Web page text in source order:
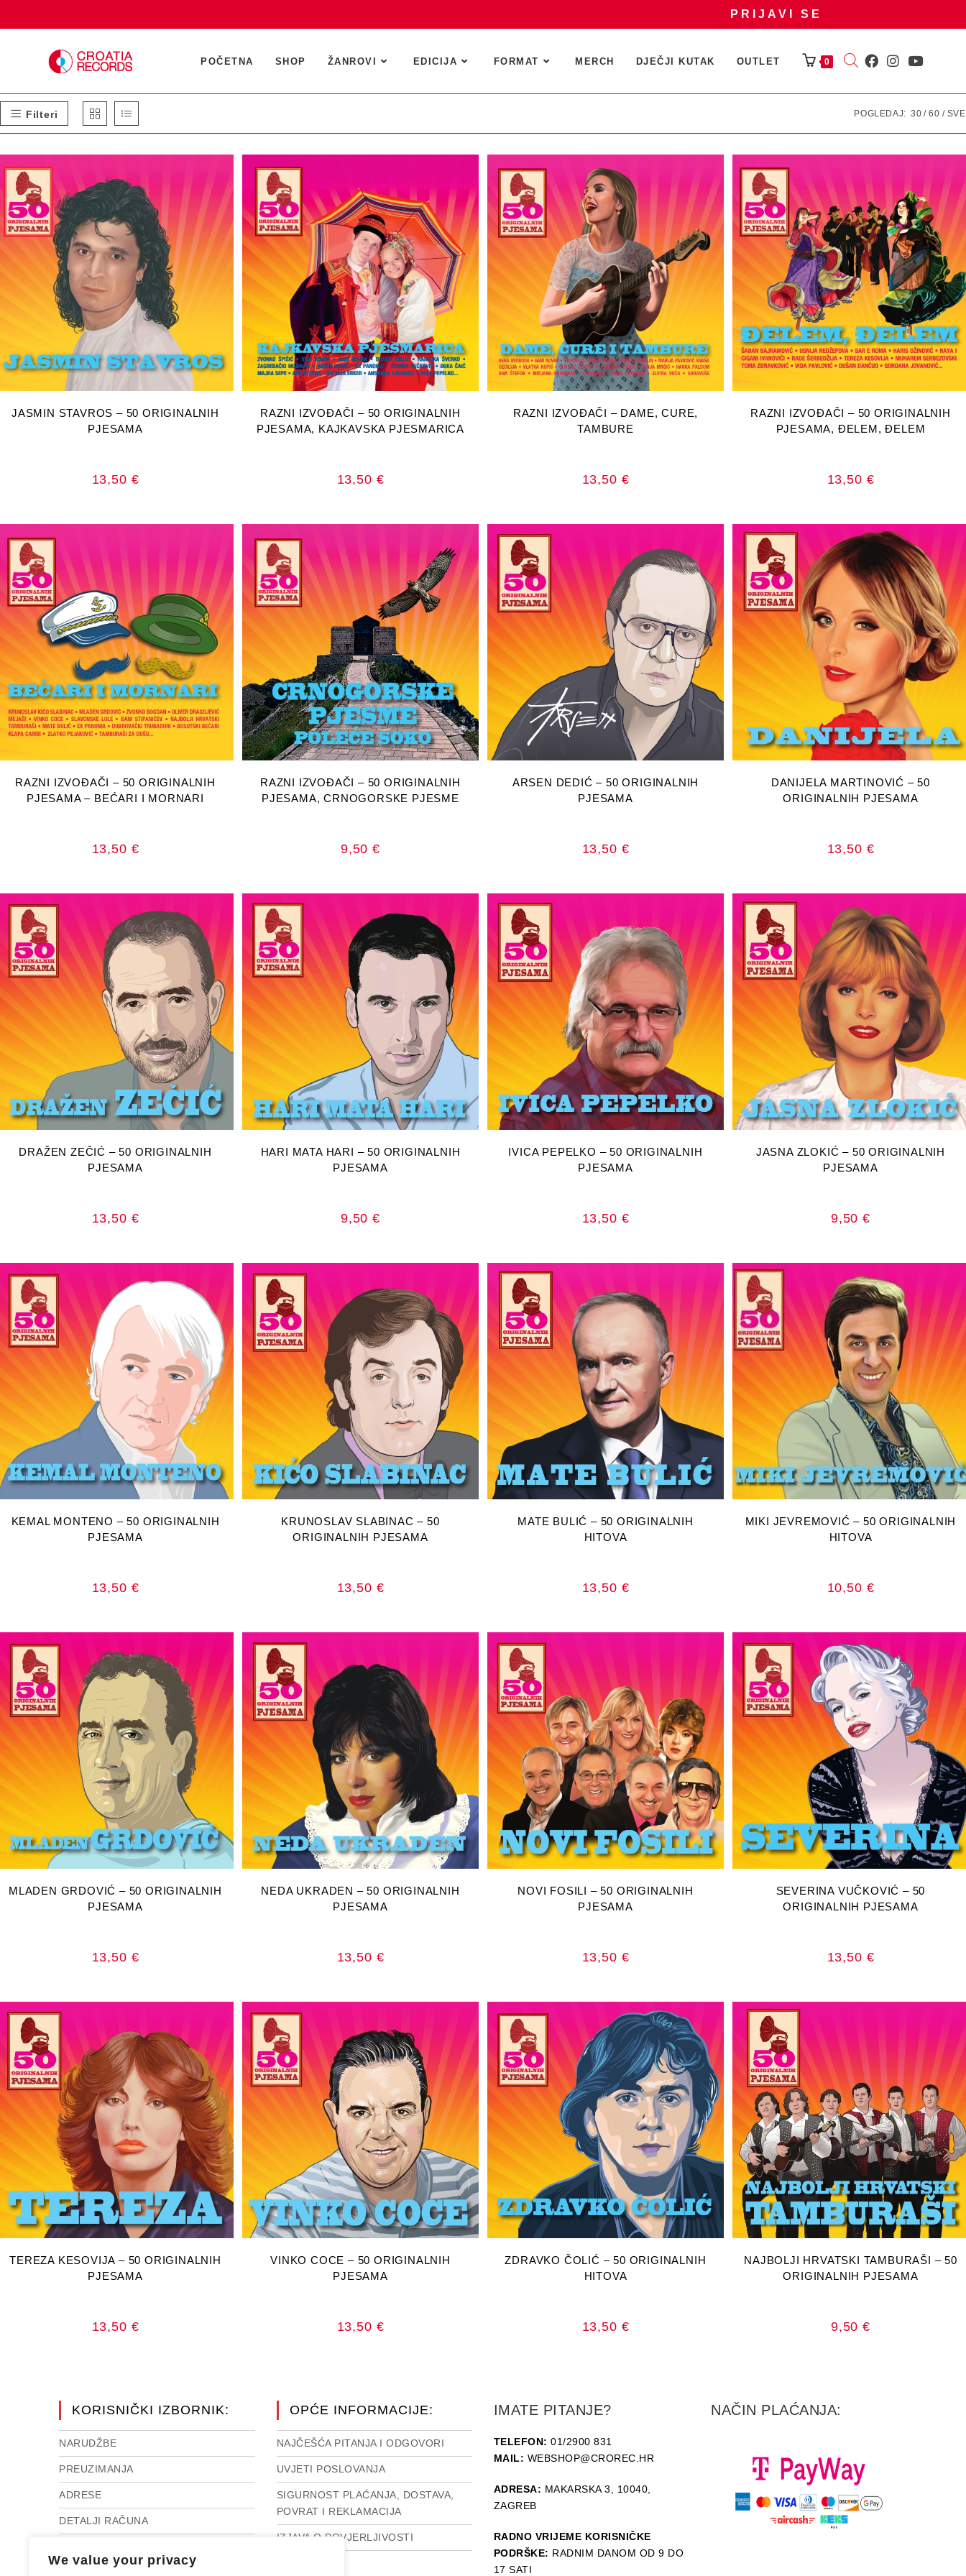
We value your privacy
PRIJAVI SE
POČETNA SHOP ŽANROVI EDICIJA FORMAT MERCH DJEČJI KUTAK OUTLET 0
Filteri POGLEDAJ: 30 60 SVE
JASMIN STAVROS – 50 ORIGINALNIH
PJESAMA
13,50 €
DODAJ U KOŠARICU
RAZNI IZVOĐAČI – 50 ORIGINALNIH
PJESAMA, KAJKAVSKA PJESMARICA
13,50 €
DODAJ U KOŠARICU
RAZNI IZVOĐAČI – DAME, CURE,
TAMBURE
13,50 €
DODAJ U KOŠARICU
RAZNI IZVOĐAČI – 50 ORIGINALNIH
PJESAMA, ĐELEM, ĐELEM
13,50 €
DODAJ U KOŠARICU
RAZNI IZVOĐAČI – 50 ORIGINALNIH
PJESAMA – BEĆARI I MORNARI
13,50 €
DODAJ U KOŠARICU
RAZNI IZVOĐAČI – 50 ORIGINALNIH
PJESAMA, CRNOGORSKE PJESME
9,50€
DODAJ U KOŠARICU
ARSEN DEDIĆ – 50 ORIGINALNIH
PJESAMA
13,50 €
DODAJ U KOŠARICU
DANIJELA MARTINOVIĆ – 50
ORIGINALNIH PJESAMA
13,50 €
DODAJ U KOŠARICU
DRAŽEN ZEČIĆ – 50 ORIGINALNIH
PJESAMA
13,50 €
HARI MATA HARI – 50 ORIGINALNIH
PJESAMA
9,50€
IVICA PEPELKO – 50 ORIGINALNIH
PJESAMA
13,50 €
DODAJ U KOŠARICU
JASNA ZLOKIĆ – 50 ORIGINALNIH
PJESAMA
9,50€
KEMAL MONTENO – 50 ORIGINALNIH
PJESAMA
13,50 €
KRUNOSLAV SLABINAC – 50
ORIGINALNIH PJESAMA
13,50 €
DODAJ U KOŠARICU
MATE BULIĆ – 50 ORIGINALNIH
HITOVA
13,50 €
DODAJ U KOŠARICU
MIKI JEVREMOVIĆ – 50 ORIGINALNIH
HITOVA
10,50 €
DODAJ U KOŠARICU
MLADEN GRDOVIĆ – 50 ORIGINALNIH
PJESAMA
13,50 €
NEDA UKRADEN – 50 ORIGINALNIH
PJESAMA
13,50 €
NOVI FOSILI – 50 ORIGINALNIH
PJESAMA
13,50 €
DODAJ U KOŠARICU
SEVERINA VUČKOVIĆ – 50
ORIGINALNIH PJESAMA
13,50 €
TEREZA KESOVIJA – 50 ORIGINALNIH
PJESAMA
13,50 €
VINKO COCE – 50 ORIGINALNIH
PJESAMA
13,50 €
DODAJ U KOŠARICU
ZDRAVKO ČOLIĆ – 50 ORIGINALNIH
HITOVA
13,50 €
NAJBOLJI HRVATSKI TAMBURAŠI – 50
ORIGINALNIH PJESAMA
9,50€
KORISNIČKI IZBORNIK:
NARUDŽBE
PREUZIMANJA
ADRESE
DETALJI RAČUNA
OPĆE INFORMACIJE:
NAJČEŠĆA PITANJA I ODGOVORI
UVJETI POSLOVANJA
SIGURNOST PLAĆANJA, DOSTAVA,
POVRAT I REKLAMACIJA
IZJAVA O POVJERLJIVOSTI
IMATE PITANJE?
TELEFON: 01/2900 831
MAIL: WEBSHOP@CROREC.HR
ADRESA: MAKARSKA 3, 10040,
ZAGREB
RADNO VRIJEME KORISNIČKE
PODRŠKE: RADNIM DANOM OD 9 DO
17 SATI
NAČIN PLAĆANJA: